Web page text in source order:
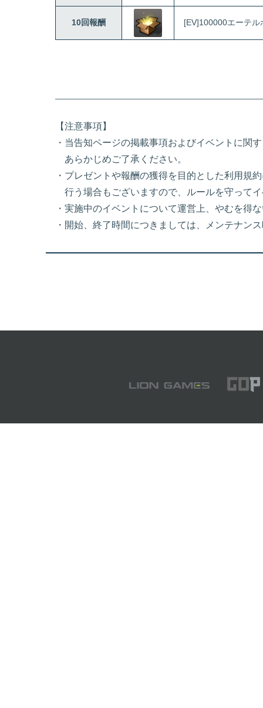
10回報酬 [EV]100000エーテル
【注意事項】
・当告知ページの掲載事項およびイベントに関
あらかじめご了承ください。
・プレゼントや報酬の獲得を目的とした利用規
行う場合もございますので、ルールを守って
・実施中のイベントについて運営上、やむを得
・開始、終了時間につきましては、メンテナン